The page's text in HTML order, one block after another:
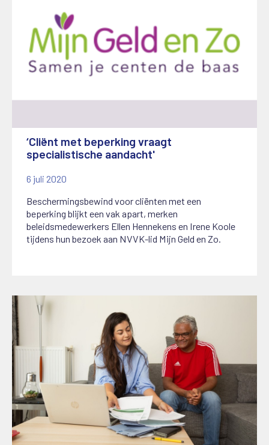
‘Cliënt met beperking vraagt
specialistische aandacht'
6 juli 2020
Beschermingsbewind voor cliënten met een
beperking blijkt een vak apart, merken
beleidsmedewerkers Ellen Hennekens en Irene Koole
tijdens hun bezoek aan NVVK-lid Mijn Geld en Zo.